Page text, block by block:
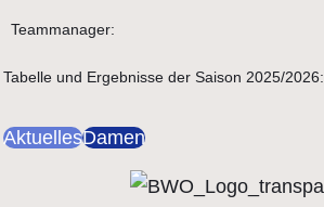
Teammanager:
Tabelle und Ergebnisse der Saison 2025/2026:
AktuellesDamen